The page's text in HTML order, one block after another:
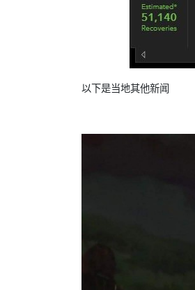
以下是当地其他新闻